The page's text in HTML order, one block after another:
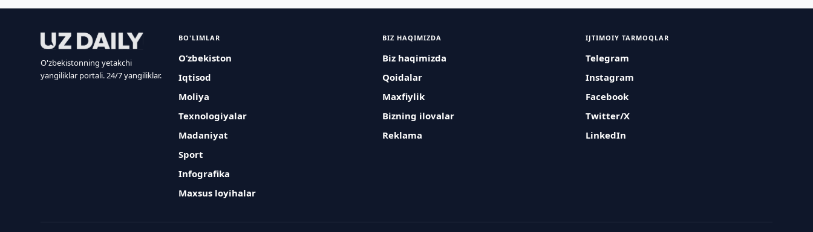
O'zbekistonning yetakchi
yangiliklar portali. 24/7 yangiliklar.
BO'LIMLAR
O‘zbekiston
Iqtisod
Moliya
Texnologiyalar
Madaniyat
Sport
Infografika
Maxsus loyihalar
BIZ HAQIMIZDA
Biz haqimizda
Qoidalar
Maxfiylik
Bizning ilovalar
Reklama
IJTIMOIY TARMOQLAR
Telegram
Instagram
Facebook
Twitter/X
LinkedIn